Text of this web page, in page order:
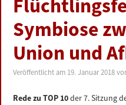
PRESSE
ZUR PERSON
Symbiose
Union und
Veröffentlicht am 19. Januar 2018
Rede zu TOP 10der 7. Sitzung